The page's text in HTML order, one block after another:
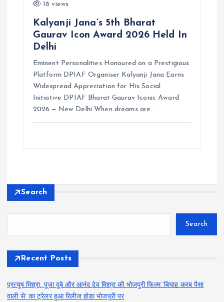
18 views
Kalyanji Jana’s 5th Bharat
Gaurav Icon Award 2026 Held In
Delhi
Eminent Personalities Honoured on a Prestigious
Platform DPIAF Organiser Kalyanji Jana Earns
Widespread Appreciation for His Social
Initiative DPIAF Bharat Gaurav Iconic Award
2026 — New Delhi When dreams are…
Search
Search
Recent Posts
प्रत्यूष मिश्रा, पूजा दूबे और आनंद देव मिश्रा की भोजपुरी फिल्म ‘बियाह करब पैसा
वाली से’ का ट्रेलर हुआ रिलीज होडा भोजपुरी पर